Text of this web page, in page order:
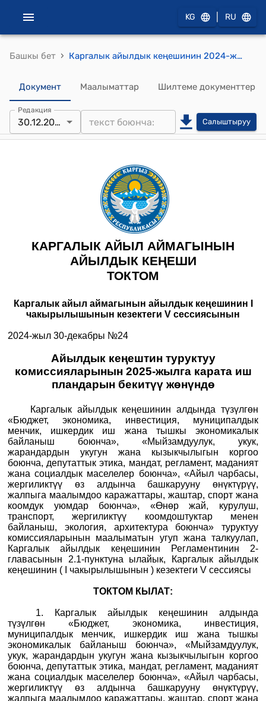
KG RU
Башкы бет › Каргалык айылдык кеңешинин 2024-жылынын 30-декабрындагы №24 “Айылдык кеңештин туруктуу комиссияларынын 2025-жылга карата иш пландарын бекитүү жөнүндө” токтому
Документ Маалыматтар Шилтеме документтер
Редакция
30.12.2024 Салыштыруу